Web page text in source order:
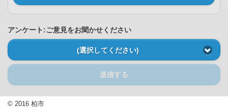
アンケート:ご意見をお聞かせください
(選択してください)
送信する
© 2016 柏市